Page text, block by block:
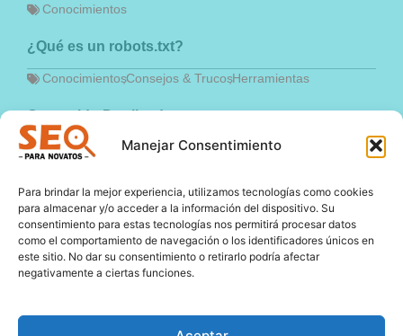
Manejar Consentimiento
Para brindar la mejor experiencia, utilizamos tecnologías como cookies
para almacenar y/o acceder a la información del dispositivo. Su
consentimiento para estas tecnologías nos permitirá procesar datos
como el comportamiento de navegación o los identificadores únicos en
este sitio. No dar su consentimiento o retirarlo podría afectar
negativamente a ciertas funciones.
Conocimientos
¿Qué es un robots.txt?
Conocimientos
,Consejos & Trucos
,Herramientas
Contenido Duplicado
Conocimientos
,Consejos & Trucos,Herramientas
Redirecciones en WordPress
Conocimientos,Consejos & Trucos
Errores Comunes en SEO
NEWSLETTER